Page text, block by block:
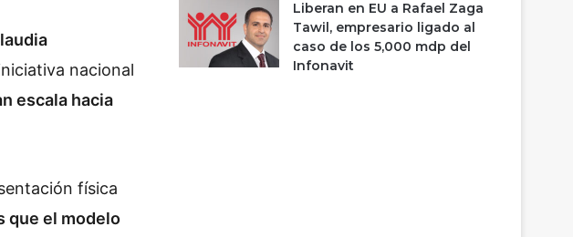
nacional
escala hacia
física
que el modelo
Liberan en EU a Rafael Zaga
Tawil, empresario ligado al
caso de los 5,000 mdp del
Infonavit